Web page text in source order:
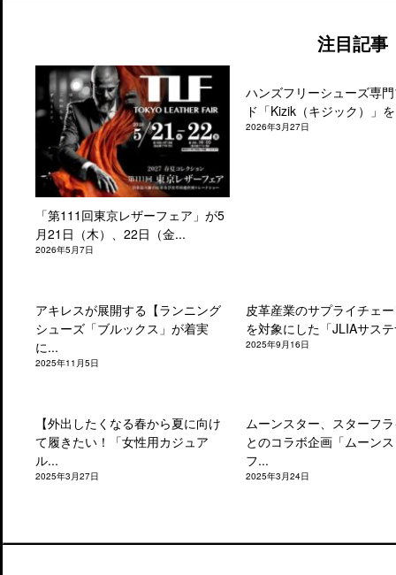
注目記事
「第111回東京レザーフェア」が5
月21日（木）、22日（金...
2026年5月7日
ハンズフリーシューズ専
ド「Kizik（キジック）」
2026年3月27日
アキレスが展開する【ランニング
シューズ「ブルックス」が着実
に...
2025年11月5日
皮革産業のサプライチェ
を対象にした「JLIAサス
2025年9月16日
【外出したくなる春から夏に向け
て履きたい！「女性用カジュア
ル...
2025年3月27日
ムーンスター、スターフ
とのコラボ企画「ムーン
フ...
2025年3月24日